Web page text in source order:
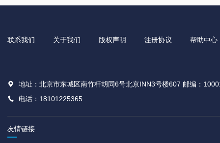
联系我们 关于我们 版权声明 注册协议 帮助中心
地址：北京市东城区南竹杆胡同6号北京INN3号楼607 邮编：
电话：18101225365
友情链接